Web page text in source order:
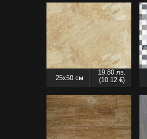
25x50 см
19.80 лв.
(10.12 €)